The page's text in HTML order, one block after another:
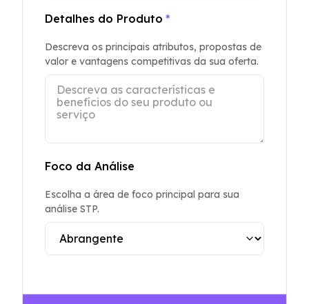
Detalhes do Produto *
Descreva os principais atributos, propostas de
valor e vantagens competitivas da sua oferta.
Foco da Análise
Escolha a área de foco principal para sua
análise STP.